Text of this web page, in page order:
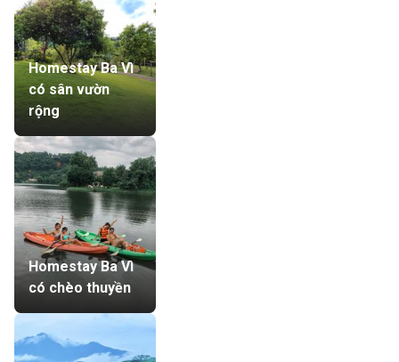
Homestay Ba Vì
có sân vườn
rộng
Homestay Ba Vì
có chèo thuyền